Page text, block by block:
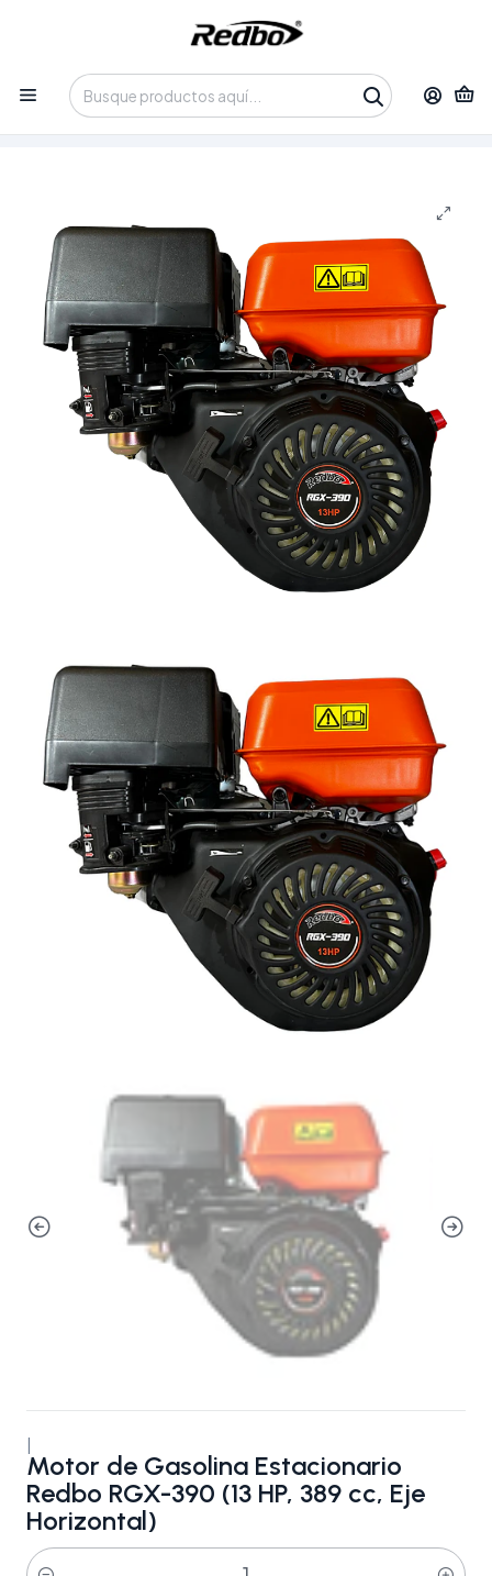
Tienda 100% Online con despacho a domicilio o retiro en
Oficina • Lun-Vie 09:30-14:00 / 15:00-17:30 • 📞 +56 9 3730 2311
Equipos de Potencia
Motores de Gasolina
Motor de Gasolina Estacionario Redbo RGX-390 (13 HP, 389
Motor de Gasolina Estacionario
Redbo RGX-390 (13 HP, 389 cc, Eje
Horizontal)